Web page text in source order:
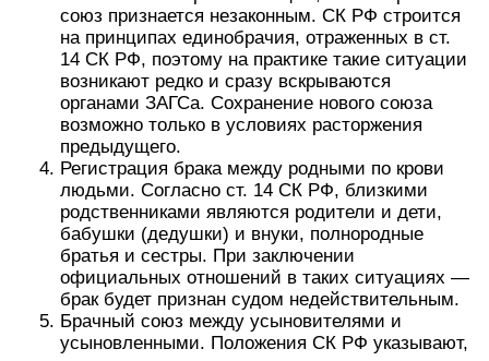
союз признается незаконным. СК РФ строится
на принципах единобрачия, отраженных в ст.
14 СК РФ, поэтому на практике такие ситуации
возникают редко и сразу вскрываются
органами ЗАГСа. Сохранение нового союза
возможно только в условиях расторжения
предыдущего.
Регистрация брака между родными по крови
людьми. Согласно ст. 14 СК РФ, близкими
родственниками являются родители и дети,
бабушки (дедушки) и внуки, полнородные
братья и сестры. При заключении
официальных отношений в таких ситуациях —
брак будет признан судом недействительным.
Брачный союз между усыновителями и
усыновленными. Положения СК РФ указывают,